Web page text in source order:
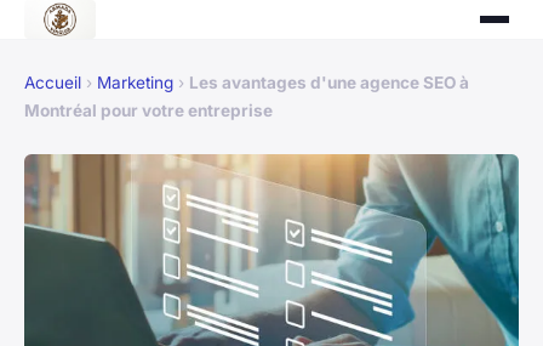
Accueil › Marketing › Les avantages d'une agence SEO à
Montréal pour votre entreprise